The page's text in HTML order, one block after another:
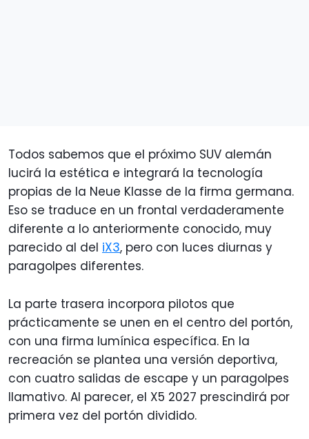
Todos sabemos que el próximo SUV alemán
lucirá la estética e integrará la tecnología
propias de la Neue Klasse de la firma germana.
Eso se traduce en un frontal verdaderamente
diferente a lo anteriormente conocido, muy
parecido al del iX3, pero con luces diurnas y
paragolpes diferentes.
La parte trasera incorpora pilotos que
prácticamente se unen en el centro del portón,
con una firma lumínica específica. En la
recreación se plantea una versión deportiva,
con cuatro salidas de escape y un paragolpes
llamativo. Al parecer, el X5 2027 prescindirá por
primera vez del portón dividido.